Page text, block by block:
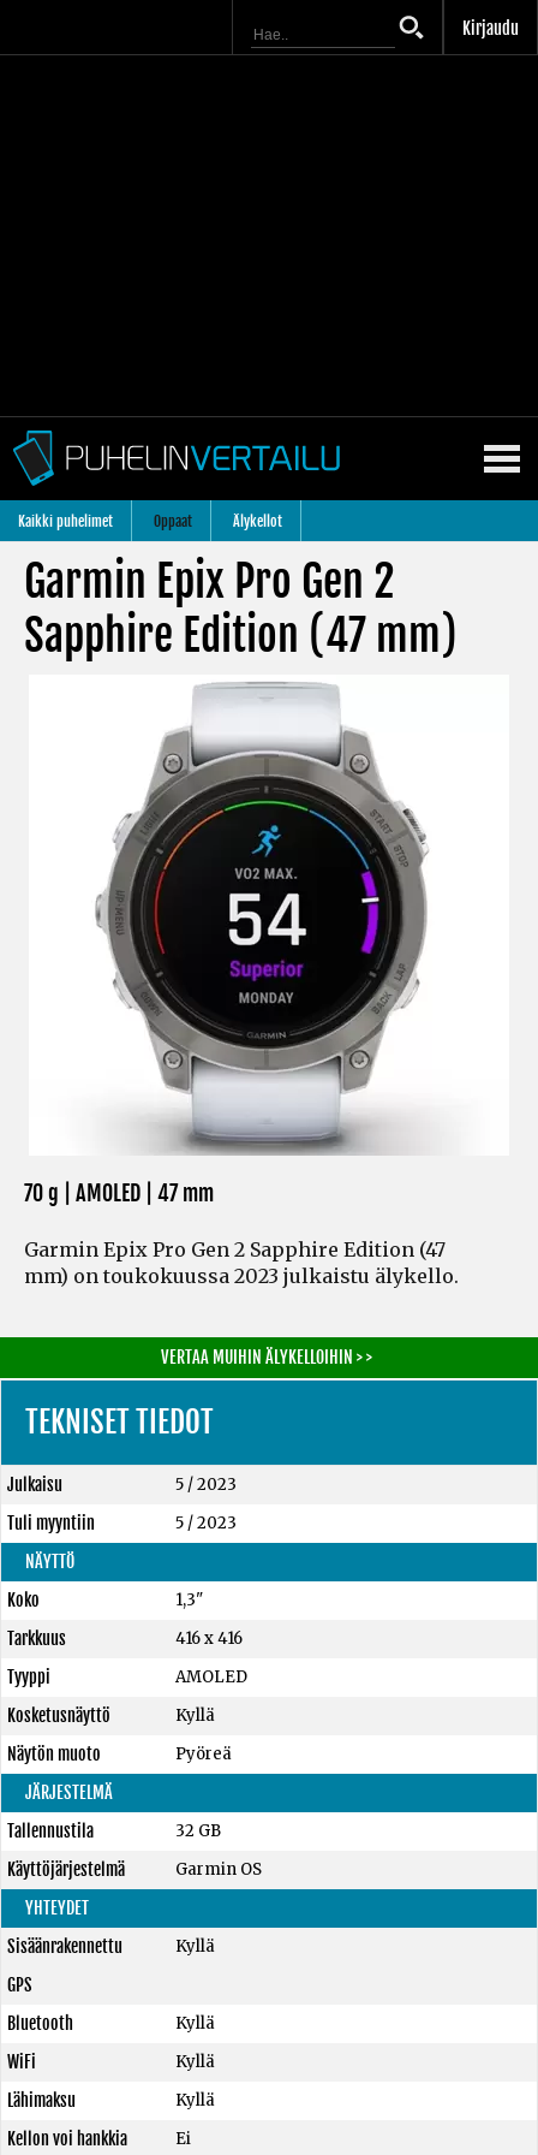
Kirjaudu
Kaikki puhelimet Oppaat Älykellot
Garmin Epix Pro Gen 2
Sapphire Edition (47 mm)
70 g | AMOLED | 47 mm
Garmin Epix Pro Gen 2 Sapphire Edition (47
mm) on toukokuussa 2023 julkaistu älykello.
VERTAA MUIHIN ÄLYKELLOIHIN > >
TEKNISET TIEDOT
Julkaisu
5 / 2023
Tuli myyntiin
5 / 2023
NÄYTTÖ
Koko
1,3"
Tarkkuus
416 x 416
Tyyppi
AMOLED
Kosketusnäyttö
Kyllä
Näytön muoto
Pyöreä
JÄRJESTELMÄ
Tallennustila
32 GB
Käyttöjärjestelmä
Garmin OS
YHTEYDET
Sisäänrakennettu
GPS
Kyllä
Bluetooth
Kyllä
WiFi
Kyllä
Lähimaksu
Kyllä
Kellon voi hankkia
Ei